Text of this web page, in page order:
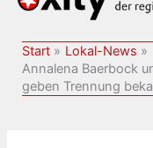
Start
Lokal-News
Annalena Baerbock
geben Trennung